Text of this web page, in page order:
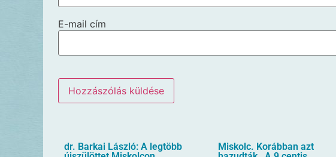
E-mail cím
dr. Barkai László: A legtöbb
Miskolc. Korábban azt